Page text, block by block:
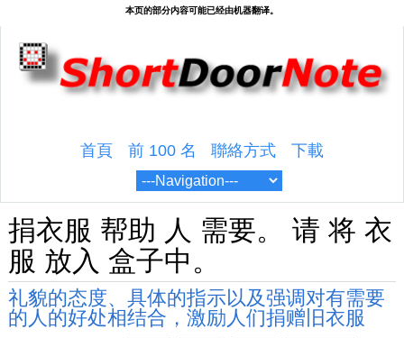
首頁 前 100 名 聯絡方式 下載
捐衣服 帮助 人 需要。 请 将 衣
服 放入 盒子中。
礼貌的态度、具体的指示以及强调对有需要
的人的好处相结合，激励人们捐赠旧衣服